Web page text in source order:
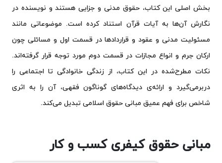
بخش اصلی این کتاب، حقوق مدنی و جزایی هستند و نویسنده در
نگارش آن‌ها به آیات قرآن استناد کرده است. موضوعاتی مانند
مسئولیت مدنی و عقود و قراردادها در قسمت اول و مسائلی چون
ارکان جرم و انواع مجازات در قسمت دوم مورد توجه قرار گرفته‌اند.
نکات مطرح‌شده در این کتاب، از زندگی خانوادگی تا اجتماعی را
دربرمی‌گیرد و ارائه‌ی دیدگاه‌های گوناگون فقهی، آن را به اثری
شاخص برای فهم عمیق مبانی حقوق اسلامی تبدیل می‌کند.
مبانی حقوق کیفری کسب و‌ کار